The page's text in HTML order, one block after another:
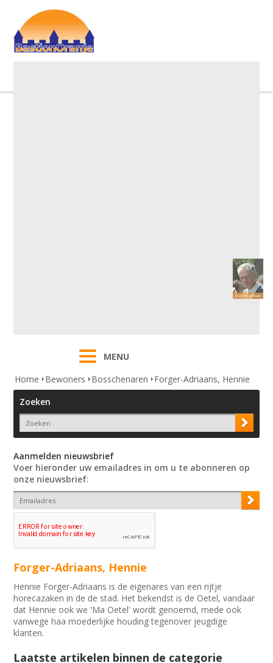
MENU
Home
Bewoners Bosschenaren
Forger-Adriaans, Hennie
Zoeken
Aanmelden nieuwsbrief
Voer hieronder uw emailadres in om u te abonneren op
onze nieuwsbrief:
Forger-Adriaans, Hennie
Hennie Forger-Adriaans is de eigenares van een rijtje
horecazaken in de de stad. Het bekendst is de Oetel, vandaar
dat Hennie ook we 'Ma Oetel' wordt genoemd, mede ook
vanwege haa moederlijke houding tegenover jeugdige
klanten.
Laatste artikelen binnen de categorie